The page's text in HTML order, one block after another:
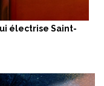
électrise Saint-